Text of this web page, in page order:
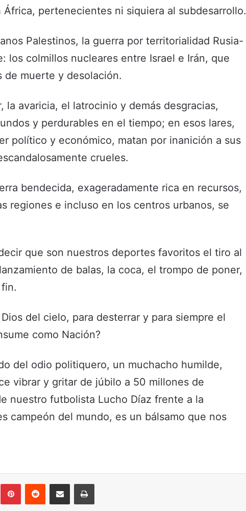
pertenecientes ni siquiera al subdesarrollo.
Palestinos, la guerra por territorialidad Rusia-
los colmillos nucleares entre Israel e Irán, que
de muerte y desolación.
la avaricia, el latrocinio y demás desgracias,
y perdurables en el tiempo; en esos lares,
político y económico, matan por inanición a sus
crueles.
bendecida, exageradamente rica en recursos,
regiones e incluso en los centros urbanos, se
que son nuestros deportes favoritos el tiro al
de balas, la coca, el trompo de poner,
del cielo, para desterrar y para siempre el
como Nación?
del odio politiquero, un muchacho humilde,
vibrar y gritar de júbilo a 50 millones de
nuestro futbolista Lucho Díaz frente a la
campeón del mundo, es un bálsamo que nos
PinterestReddit Compartir por correo electrónicoImprimir